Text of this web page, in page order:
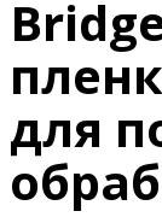
для